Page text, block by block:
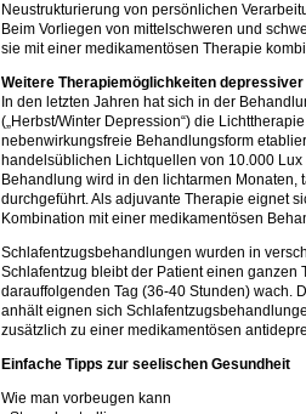
Neustrukturierung von persönlichen
Beim Vorliegen von mittelschweren und
sie mit einer medikamentösen Therapie
Weitere Therapiemöglichkeiten
In den letzten Jahren hat sich in der
(„Herbst/Winter Depression“) die
nebenwirkungsfreie Behandlungsform
handelsüblichen Lichtquellen von 10.000
Behandlung wird in den lichtarmen Monaten,
durchgeführt. Als adjuvante Therapie eignet
Kombination mit einer medikamentösen
Schlafentzugsbehandlungen wurden in
Schlafentzug bleibt der Patient einen ganzen
darauffolgenden Tag (36-40 Stunden) wach.
anhält eignen sich
zusätzlich zu einer medikamentösen
Einfache Tipps zur seelischen Gesundheit
Wie man vorbeugen kann